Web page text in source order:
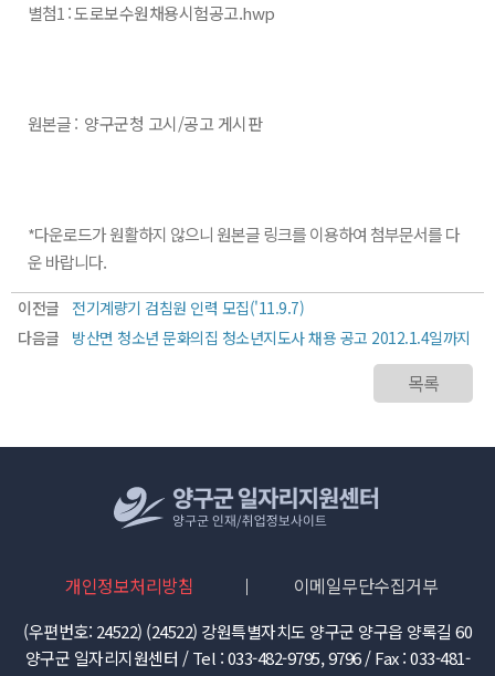
별첨1 :도로보수원채용시험공고.hwp
원본글 : 양구군청 고시/공고 게시판
*다운로드가 원활하지 않으니 원본글 링크를 이용하여 첨부문서를 다
운 바랍니다.
이전글
전기계량기 검침원 인력 모집('11.9.7)
다음글
방산면 청소년 문화의집 청소년지도사 채용 공고 2012.1.4일까지
목록
개인정보처리방침 이메일무단수집거부
(우편번호: 24522) (24522) 강원특별자치도 양구군 양구읍 양록길 60
양구군 일자리지원센터 / Tel : 033-482-9795, 9796 / Fax : 033-481-